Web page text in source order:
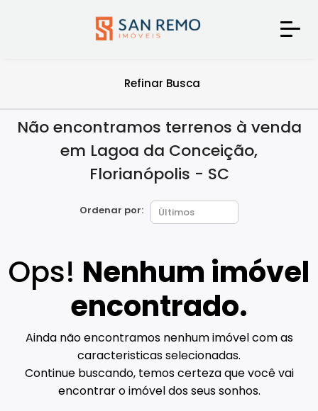
Refinar Busca
Não encontramos terrenos à venda
em Lagoa da Conceição,
Florianópolis - SC
Ordenar por:
Ops! Nenhum imóvel
encontrado.
Ainda não encontramos nenhum imóvel com as
caracteristicas selecionadas.
Continue buscando, temos certeza que você vai
encontrar o imóvel dos seus sonhos.